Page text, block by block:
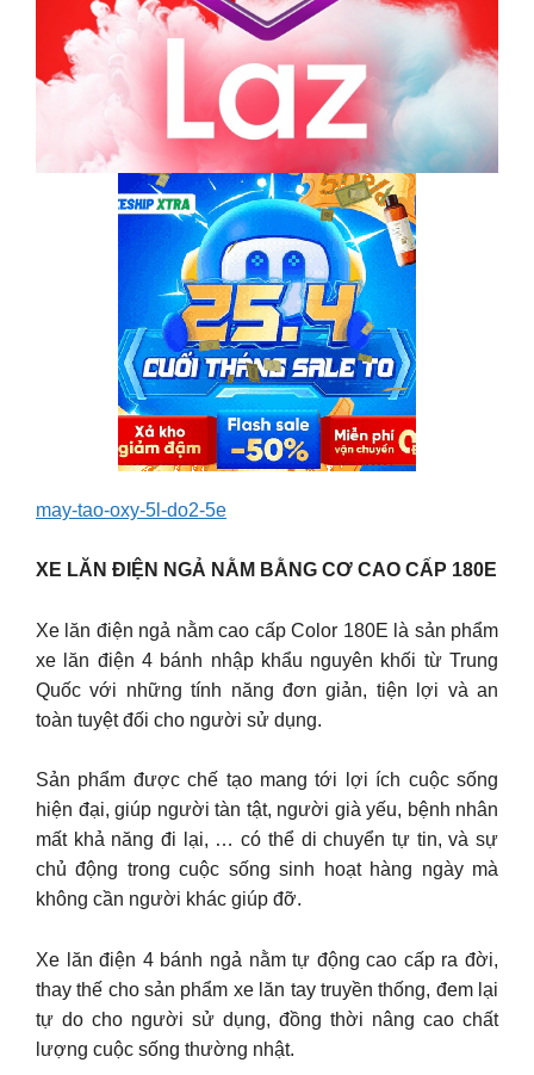
may-tao-oxy-5l-do2-5e
XE LĂN ĐIỆN NGẢ NẰM BẰNG CƠ CAO CẤP 180E
Xe lăn điện ngả nằm cao cấp Color 180E là sản phẩm
xe lăn điện 4 bánh nhập khẩu nguyên khối từ Trung
Quốc với những tính năng đơn giản, tiện lợi và an
toàn tuyệt đối cho người sử dụng.
Sản phẩm được chế tạo mang tới lợi ích cuộc sống
hiện đại, giúp người tàn tật, người già yếu, bệnh nhân
mất khả năng đi lại, … có thể di chuyển tự tin, và sự
chủ động trong cuộc sống sinh hoạt hàng ngày mà
không cần người khác giúp đỡ.
Xe lăn điện 4 bánh ngả nằm tự động cao cấp ra đời,
thay thế cho sản phẩm xe lăn tay truyền thống, đem lại
tự do cho người sử dụng, đồng thời nâng cao chất
lượng cuộc sống thường nhật.